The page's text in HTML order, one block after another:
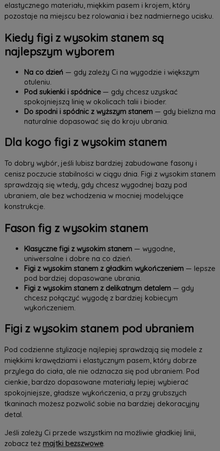
elastycznego materiału, miękkim pasem i krojem, który
pozostaje na miejscu bez rolowania i bez nadmiernego ucisku.
Kiedy figi z wysokim stanem są
najlepszym wyborem
Na co dzień — gdy zależy Ci na wygodzie i większym
otuleniu.
Pod sukienki i spódnice— gdy chcesz uzyskać
spokojniejszą linię w okolicach talii i bioder.
Do spodni i spódnic z wyższym stanem— gdy bielizna ma
naturalnie dopasować się do kroju ubrania.
Dla kogo figi z wysokim stanem
To dobry wybór, jeśli lubisz bardziej zabudowane fasony i
cenisz poczucie stabilności w ciągu dnia. Figi z wysokim stanem
sprawdzają się wtedy, gdy chcesz wygodnej bazy pod
ubraniem, ale bez wchodzenia w mocniej modelujące
konstrukcje.
Fason fig z wysokim stanem
Klasyczne figi z wysokim stanem— wygodne,
uniwersalne i dobre na co dzień.
Figi z wysokim stanem z gładkim wykończeniem— lepsze
pod bardziej dopasowane ubrania.
Figi z wysokim stanem z delikatnym detalem— gdy
chcesz połączyć wygodę z bardziej kobiecym
wykończeniem.
Figi z wysokim stanem pod ubraniem
Pod codzienne stylizacje najlepiej sprawdzają się modele z
miękkimi krawędziami i elastycznym pasem, który dobrze
przylega do ciała, ale nie odznacza się pod ubraniem. Pod
cienkie, bardzo dopasowane materiały lepiej wybierać
spokojniejsze, gładsze wykończenia, a przy grubszych
tkaninach możesz pozwolić sobie na bardziej dekoracyjny
detal.
Jeśli zależy Ci przede wszystkim na możliwie gładkiej linii,
zobacz też majtki bezszwowe.